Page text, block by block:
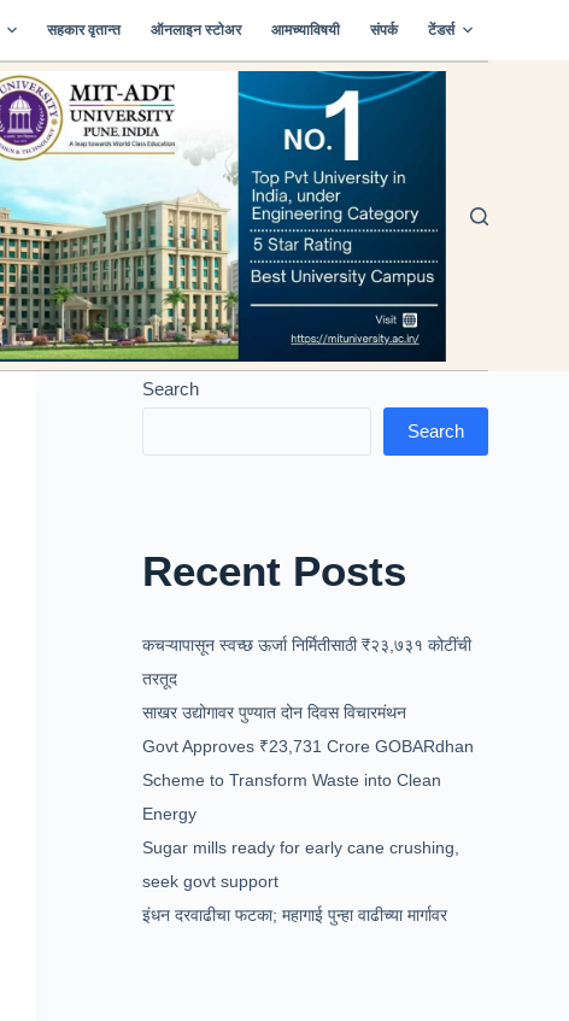
सहकार वृतान्त ऑनलाइन स्टोअर आमच्याविषयी संपर्क टेंडर्स
Search
Search
Recent Posts
कचऱ्यापासून स्वच्छ ऊर्जा निर्मितीसाठी ₹२३,७३१ कोटींची
तरतूद
साखर उद्योगावर पुण्यात दोन दिवस विचारमंथन
Govt Approves ₹23,731 Crore GOBARdhan
Scheme to Transform Waste into Clean
Energy
Sugar mills ready for early cane crushing,
seek govt support
इंधन दरवाढीचा फटका; महागाई पुन्हा वाढीच्या मार्गावर